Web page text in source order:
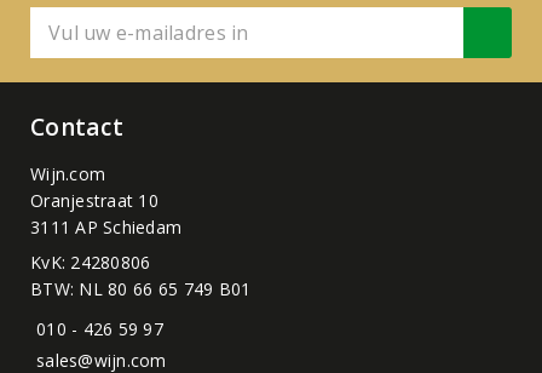
Contact
Wijn.com
Oranjestraat 10
3111 AP Schiedam
KvK: 24280806
BTW: NL 80 66 65 749 B01
010 - 426 59 97
sales@wijn.com